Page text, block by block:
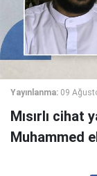
Yayınlanma: 09
Mısırlı cihat
Muhammed